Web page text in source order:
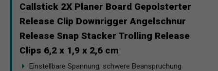
Callstick 2X Planer Board Gepolsterter
Release Clip Downrigger Angelschnur
Release Snap Stacker Trolling Release
Clips 6,2 x 1,9 x 2,6 cm
Einstellbare Spannung, schwere Beanspruchung